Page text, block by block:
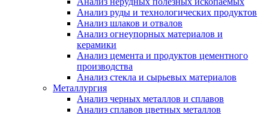
Анализ руды и технологических продуктов
Анализ шлаков и отвалов
Анализ огнеупорных материалов и
керамики
Анализ цемента и продуктов цементного
производства
Анализ стекла и сырьевых материалов
Металлургия
Анализ черных металлов и сплавов
Анализ сплавов цветных металлов